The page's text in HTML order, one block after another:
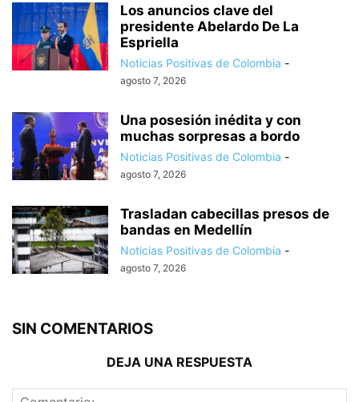
Los anuncios clave del
presidente Abelardo De La
Espriella
Noticias Positivas de Colombia -
agosto 7, 2026
Una posesión inédita y con
muchas sorpresas a bordo
Noticias Positivas de Colombia -
agosto 7, 2026
Trasladan cabecillas presos de
bandas en Medellín
Noticias Positivas de Colombia -
agosto 7, 2026
SIN COMENTARIOS
DEJA UNA RESPUESTA